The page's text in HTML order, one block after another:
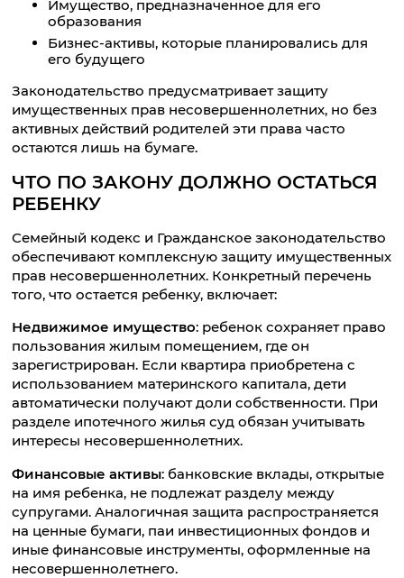
Имущество, предназначенное для его
образования
Бизнес-активы, которые планировались для
его будущего
Законодательство предусматривает защиту
имущественных прав несовершеннолетних, но без
активных действий родителей эти права часто
остаются лишь на бумаге.
ЧТО ПО ЗАКОНУ ДОЛЖНО ОСТАТЬСЯ
РЕБЕНКУ
Семейный кодекс и Гражданское законодательство
обеспечивают комплексную защиту имущественных
прав несовершеннолетних. Конкретный перечень
того, что остается ребенку, включает:
Недвижимое имущество: ребенок сохраняет право
пользования жилым помещением, где он
зарегистрирован. Если квартира приобретена с
использованием материнского капитала, дети
автоматически получают доли собственности. При
разделе ипотечного жилья суд обязан учитывать
интересы несовершеннолетних.
Финансовые активы: банковские вклады, открытые
на имя ребенка, не подлежат разделу между
супругами. Аналогичная защита распространяется
на ценные бумаги, паи инвестиционных фондов и
иные финансовые инструменты, оформленные на
несовершеннолетнего.